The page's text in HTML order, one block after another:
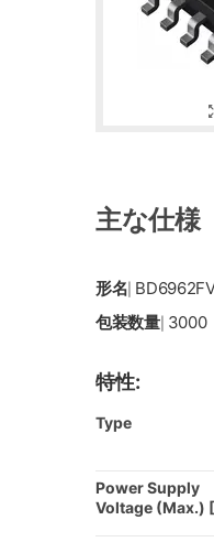
主な仕様
形名
包装数量| 3000
特性:
Type
Power Supply
Voltage (Max.)